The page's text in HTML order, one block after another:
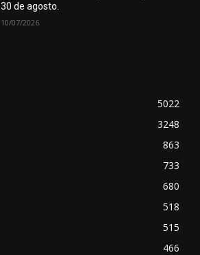
30 de agosto.
10/07/2026
5022
3248
863
733
680
518
515
466